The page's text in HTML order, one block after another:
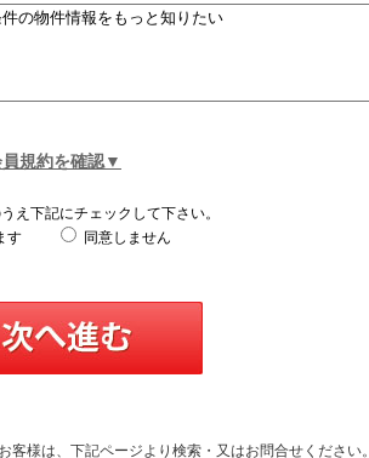
規約を確認▼
え下記にチェックして下さい。
す
同意しません
客様は、下記ページより検索・又はお問合せください。